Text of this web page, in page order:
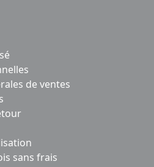
de ventes
sans frais